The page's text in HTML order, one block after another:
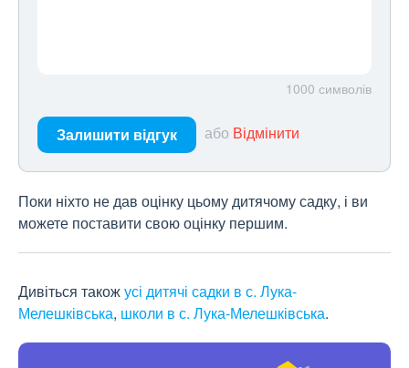
1000 символів
Залишити відгук або Відмінити
Поки ніхто не дав оцінку цьому дитячому садку, і ви
можете поставити свою оцінку першим.
Дивіться такожусі дитячі садки в с. Лука-
Мелешківська, школи в с. Лука-Мелешківська.